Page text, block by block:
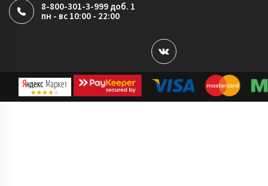
8-800-301-3-999 доб. 1
пн - вс 10:00 - 22:00